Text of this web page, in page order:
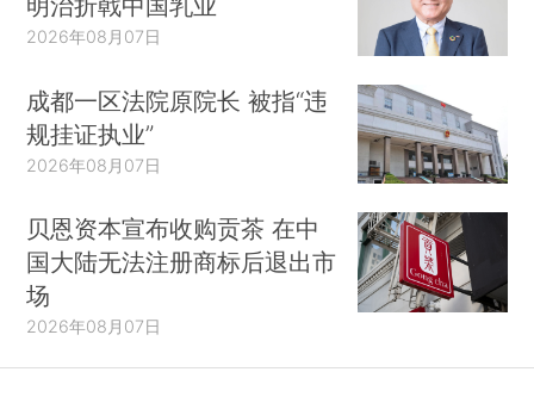
2026年08月07日
成都一区法院原院长 被指“违
规挂证执业”
2026年08月07日
贝恩资本宣布收购贡茶 在中
国大陆无法注册商标后退出市
场
2026年08月07日